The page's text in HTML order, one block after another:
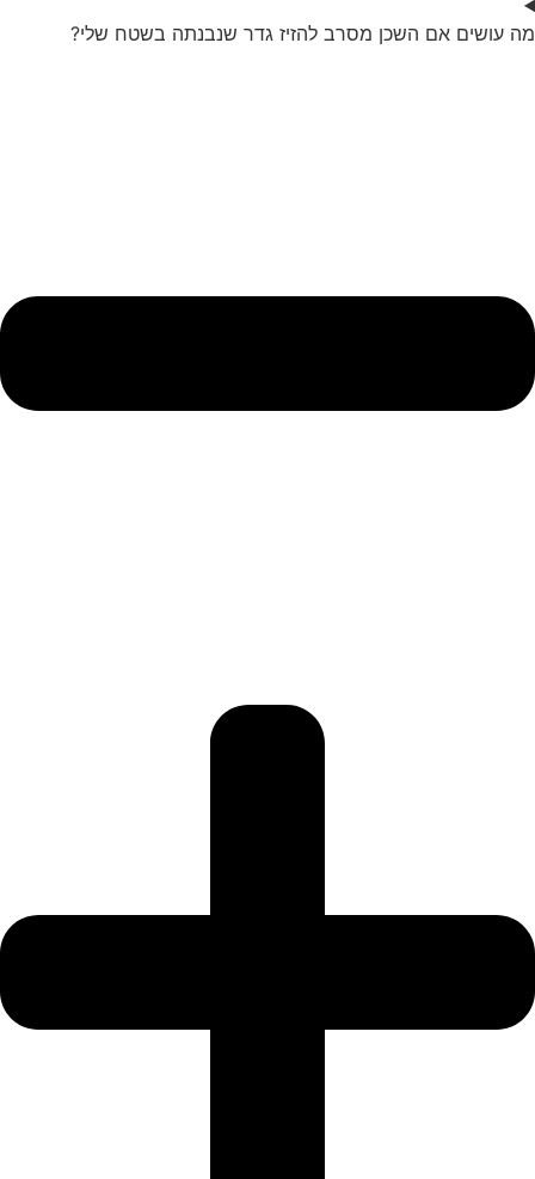
מה עושים אם השכן מסרב להזיז גדר שנבנתה בשטח שלי?